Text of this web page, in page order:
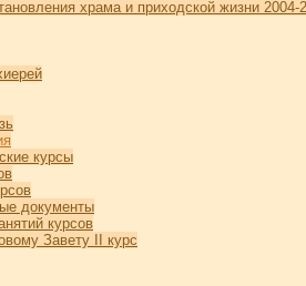
храма и приходской жизни 2004-
курсы
документы
курсов
Завету II курс